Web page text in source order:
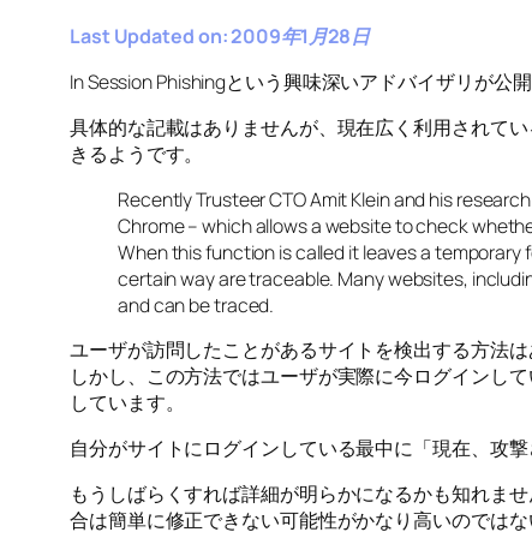
Last Updated on: 2009年1月28日
In Session Phishingという興味深いアドバイザリが公開
具体的な記載はありませんが、現在広く利用されて
きるようです。
Recently Trusteer CTO Amit Klein and his
Chrome – which allows a website to check
When this function is called it leaves a
certain way are traceable. Many websites,
and can be traced.
ユーザが訪問したことがあるサイトを検出する方法
しかし、この方法ではユーザが実際に今ログインし
しています。
自分がサイトにログインしている最中に「現在、攻
もうしばらくすれば詳細が明らかになるかも知れま
合は簡単に修正できない可能性がかなり高いのではな